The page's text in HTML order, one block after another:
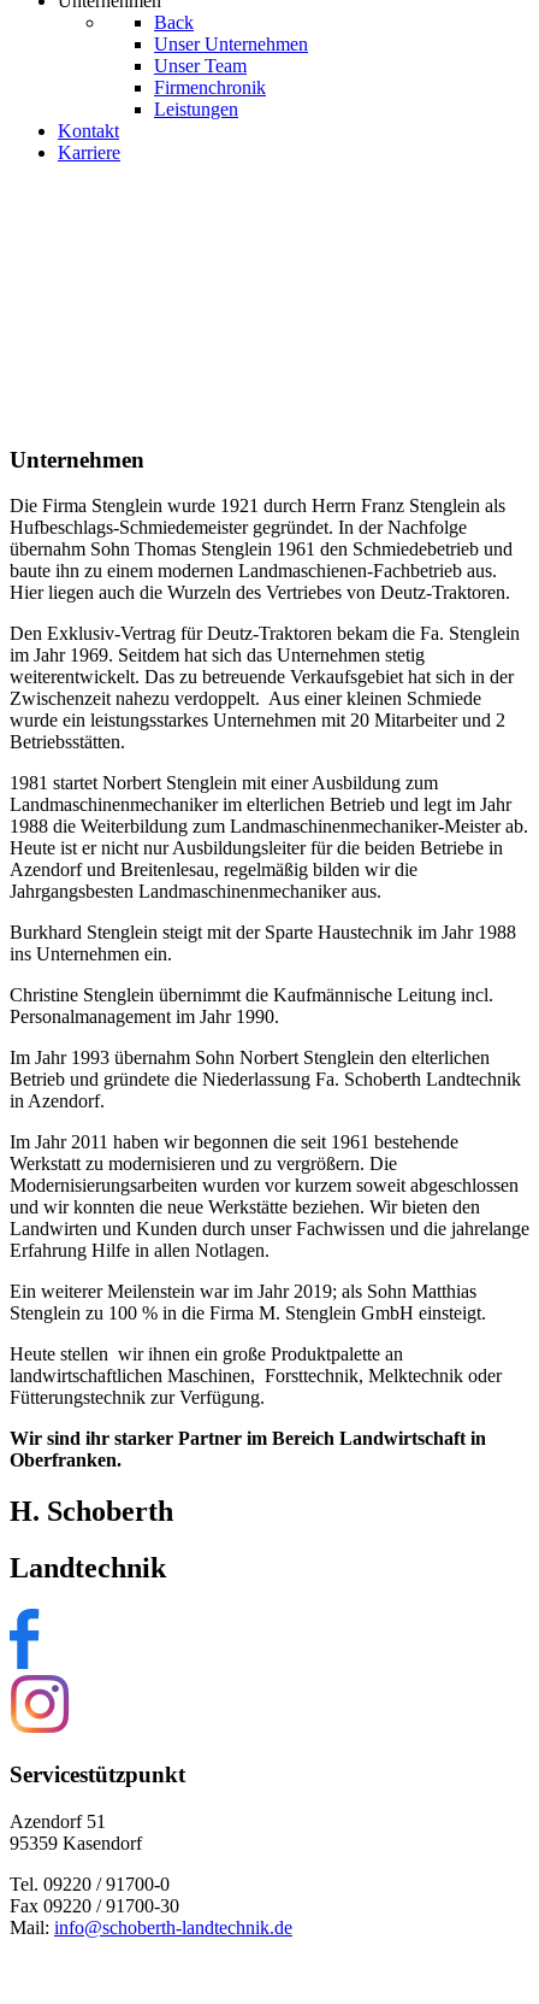
Back
Unser Unternehmen
Unser Team
Firmenchronik
Leistungen
Kontakt
Karriere
Unternehmen
Die Firma Stenglein wurde 1921 durch Herrn Franz Stenglein als
Hufbeschlags-Schmiedemeister gegründet. In der Nachfolge
übernahm Sohn Thomas Stenglein 1961 den Schmiedebetrieb und
baute ihn zu einem modernen Landmaschienen-Fachbetrieb aus.
Hier liegen auch die Wurzeln des Vertriebes von Deutz-Traktoren.
Den Exklusiv-Vertrag für Deutz-Traktoren bekam die Fa. Stenglein
im Jahr 1969. Seitdem hat sich das Unternehmen stetig
weiterentwickelt. Das zu betreuende Verkaufsgebiet hat sich in der
Zwischenzeit nahezu verdoppelt. Aus einer kleinen Schmiede
wurde ein leistungsstarkes Unternehmen mit 20 Mitarbeiter und 2
Betriebsstätten.
1981 startet Norbert Stenglein mit einer Ausbildung zum
Landmaschinenmechaniker im elterlichen Betrieb und legt im Jahr
1988 die Weiterbildung zum Landmaschinenmechaniker-Meister ab.
Heute ist er nicht nur Ausbildungsleiter für die beiden Betriebe in
Azendorf und Breitenlesau, regelmäßig bilden wir die
Jahrgangsbesten Landmaschinenmechaniker aus.
Burkhard Stenglein steigt mit der Sparte Haustechnik im Jahr 1988
ins Unternehmen ein.
Christine Stenglein übernimmt die Kaufmännische Leitung incl.
Personalmanagement im Jahr 1990.
Im Jahr 1993 übernahm Sohn Norbert Stenglein den elterlichen
Betrieb und gründete die Niederlassung Fa. Schoberth Landtechnik
in Azendorf.
Im Jahr 2011 haben wir begonnen die seit 1961 bestehende
Werkstatt zu modernisieren und zu vergrößern. Die
Modernisierungsarbeiten wurden vor kurzem soweit abgeschlossen
und wir konnten die neue Werkstätte beziehen. Wir bieten den
Landwirten und Kunden durch unser Fachwissen und die jahrelange
Erfahrung Hilfe in allen Notlagen.
Ein weiterer Meilenstein war im Jahr 2019; als Sohn Matthias
Stenglein zu 100 % in die Firma M. Stenglein GmbH einsteigt.
Heute stellen wir ihnen ein große Produktpalette an
landwirtschaftlichen Maschinen, Forsttechnik, Melktechnik oder
Fütterungstechnik zur Verfügung.
Wir sind ihr starker Partner im Bereich Landwirtschaft in
Oberfranken.
H. Schoberth
Landtechnik
Servicestützpunkt
Azendorf 51
95359 Kasendorf
Tel. 09220 / 91700-0
Fax 09220 / 91700-30
Mail: info@schoberth-landtechnik.de